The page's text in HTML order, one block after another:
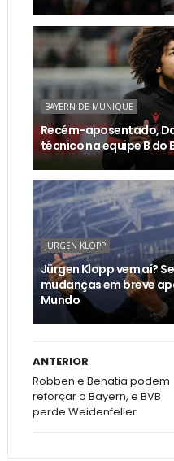
BAYERN DE MUNIQUE
Recém-aposentado,
técnico na equipe B do
JÜRGEN KLOPP
Jürgen Klopp vem aí?
mudanças em breve
Mundo
ANTERIOR
Robben e Benatia podem
reforçar o Bayern, e BVB
perde Weidenfeller